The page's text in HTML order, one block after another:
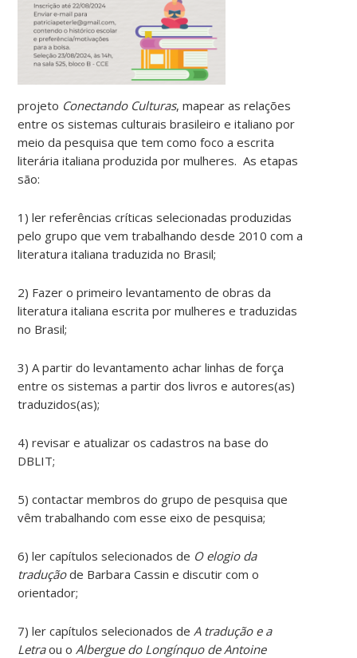
projeto Conectando Culturas, mapear as relações
entre os sistemas culturais brasileiro e italiano por
meio da pesquisa que tem como foco a escrita
literária italiana produzida por mulheres. As etapas
são:
1) ler referências críticas selecionadas produzidas
pelo grupo que vem trabalhando desde 2010 com a
literatura italiana traduzida no Brasil;
2) Fazer o primeiro levantamento de obras da
literatura italiana escrita por mulheres e traduzidas
no Brasil;
3) A partir do levantamento achar linhas de força
entre os sistemas a partir dos livros e autores(as)
traduzidos(as);
4) revisar e atualizar os cadastros na base do
DBLIT;
5) contactar membros do grupo de pesquisa que
vêm trabalhando com esse eixo de pesquisa;
6) ler capítulos selecionados de O elogio da
tradução de Barbara Cassin e discutir com o
orientador;
7) ler capítulos selecionados de A tradução e a
Letraou o Albergue do Longínquo de Antoine